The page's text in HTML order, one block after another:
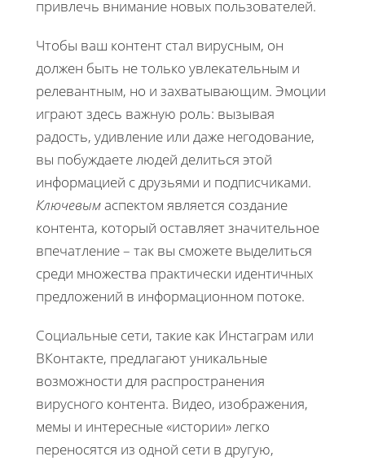
привлечь внимание новых пользователей.
Чтобы ваш контент стал вирусным, он
должен быть не только увлекательным и
релевантным, но и захватывающим. Эмоции
играют здесь важную роль: вызывая
радость, удивление или даже негодование,
вы побуждаете людей делиться этой
информацией с друзьями и подписчиками.
Ключевымаспектом является создание
контента, который оставляет значительное
впечатление – так вы сможете выделиться
среди множества практически идентичных
предложений в информационном потоке.
Социальные сети, такие как Инстаграм или
ВКонтакте, предлагают уникальные
возможности для распространения
вирусного контента. Видео, изображения,
мемы и интересные «истории» легко
переносятся из одной сети в другую,